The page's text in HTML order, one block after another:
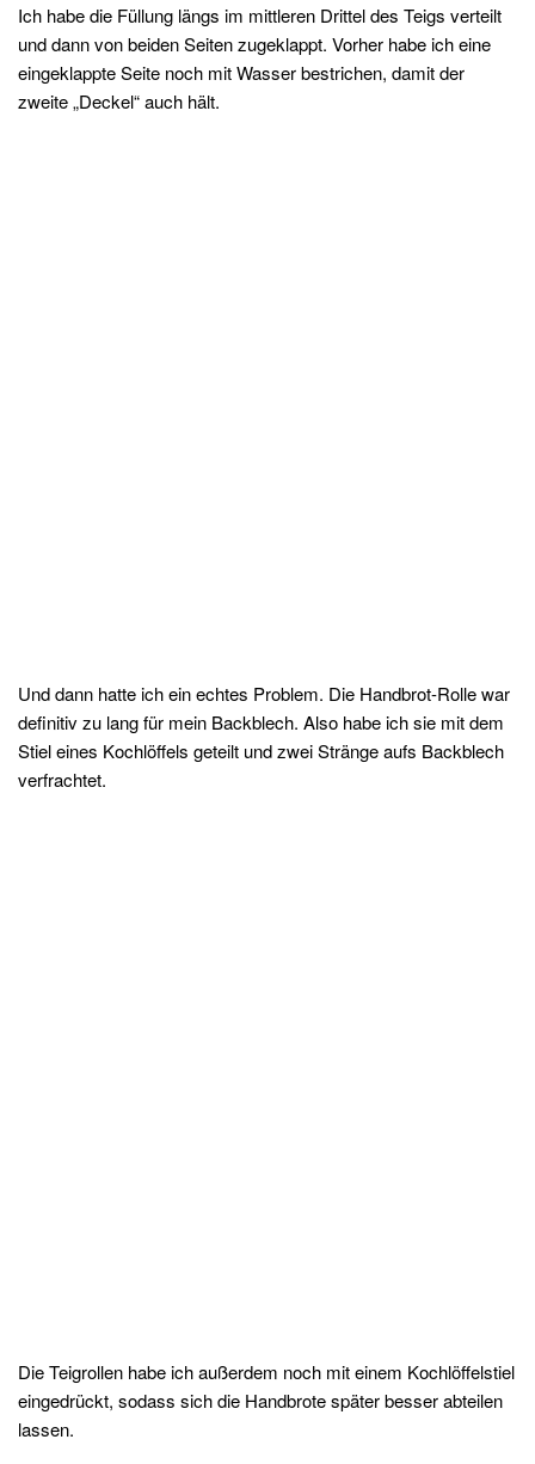
Ich habe die Füllung längs im mittleren Drittel des Teigs verteilt
und dann von beiden Seiten zugeklappt. Vorher habe ich eine
eingeklappte Seite noch mit Wasser bestrichen, damit der
zweite „Deckel“ auch hält.
Und dann hatte ich ein echtes Problem. Die Handbrot-Rolle war
definitiv zu lang für mein Backblech. Also habe ich sie mit dem
Stiel eines Kochlöffels geteilt und zwei Stränge aufs Backblech
verfrachtet.
Die Teigrollen habe ich außerdem noch mit einem Kochlöffelstiel
eingedrückt, sodass sich die Handbrote später besser abteilen
lassen.